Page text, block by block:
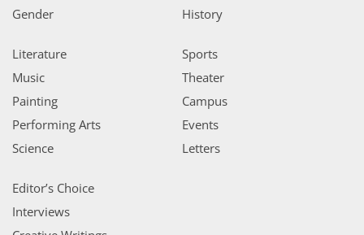
Gender
History
Literature
Music
Painting
Performing Arts
Science
Sports
Theater
Campus
Events
Letters
Editor’s Choice
Interviews